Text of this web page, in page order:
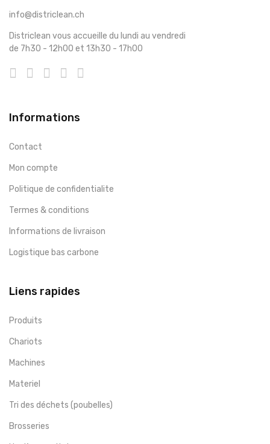
info@districlean.ch
Districlean vous accueille du lundi au vendredi
de 7h30 - 12h00 et 13h30 - 17h00
Informations
Contact
Mon compte
Politique de confidentialite
Termes & conditions
Informations de livraison
Logistique bas carbone
Liens rapides
Produits
Chariots
Machines
Materiel
Tri des déchets (poubelles)
Brosseries